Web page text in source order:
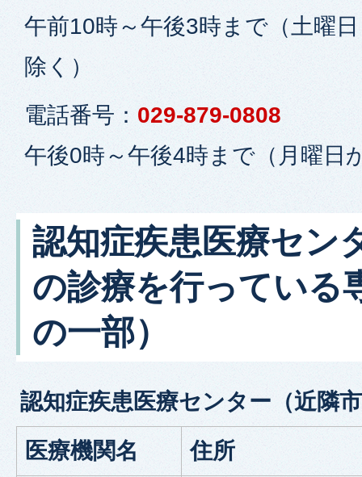
午前10時～午後3時まで（土曜
除く）
電話番号： 029-879-0808
午後0時～午後4時まで（月曜日
認知症疾患医療セン
の診療を行っている
の一部）
認知症疾患医療センター（近隣
医療機関名
住所